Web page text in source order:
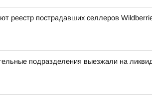
реестр пострадавших селлеров
подразделения выезжали на